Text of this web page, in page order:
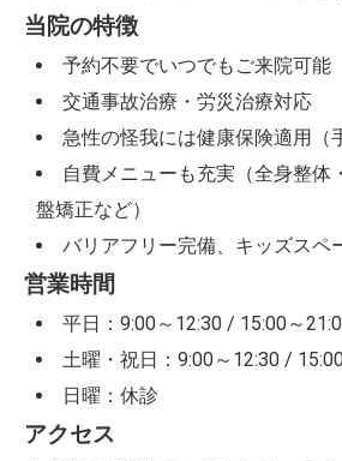
当院の特徴
予約不要でいつでもご来院可能
交通事故治療・労災治療対応
急性の怪我には健康保険適用（
自費メニューも充実（全身整体
盤矯正など）
バリアフリー完備、キッズスペ
営業時間
平日：9:00～12:30 / 15:00～
土曜・祝日：9:00～12:30 /
日曜：休診
アクセス